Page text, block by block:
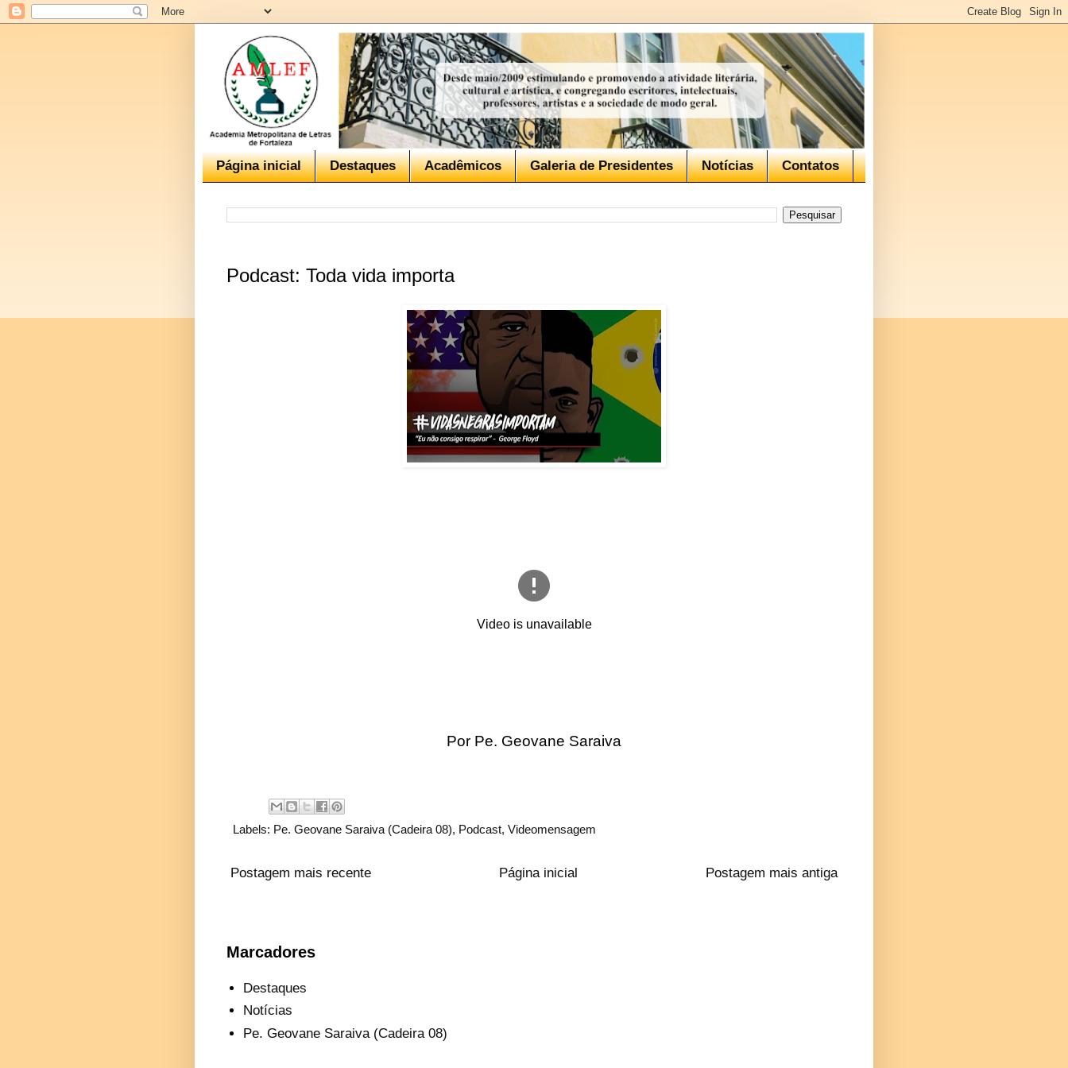
Página inicial Destaques Acadêmicos Galeria de Presidentes Notícias Contatos
Podcast: Toda vida importa
Por Pe. Geovane Saraiva
Labels: Pe. Geovane Saraiva (Cadeira 08), Podcast, Videomensagem
Postagem mais recente Postagem mais antiga
Página inicial
Marcadores
Destaques
Notícias
Pe. Geovane Saraiva (Cadeira 08)